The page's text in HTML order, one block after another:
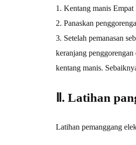
1. Kentang manis
2. Panaskan
3. Setelah pemanasan
keranjang
kentang manis.
Ⅱ. Latihan
Latihan pemanggang